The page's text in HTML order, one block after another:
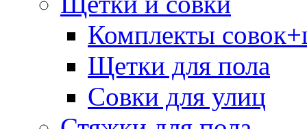
Комплекты
Щетки для пола
Совки для улиц